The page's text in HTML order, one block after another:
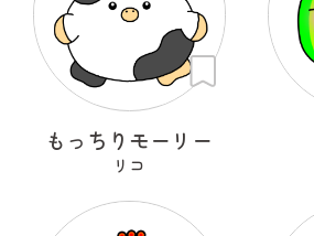
もっちりモーリー
リコ